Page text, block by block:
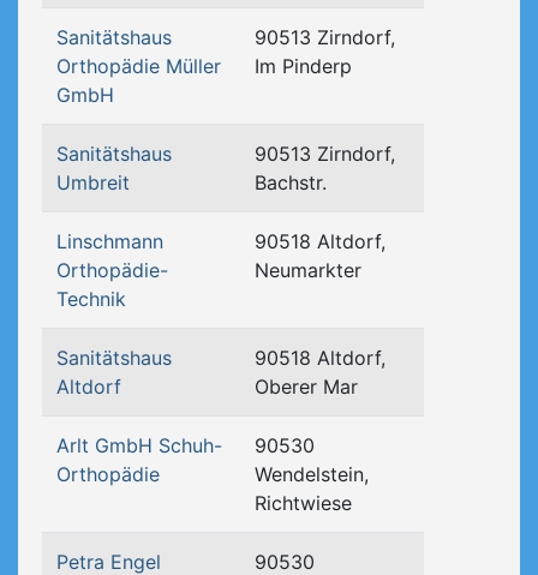
Sanitätshaus
Orthopädie Müller
GmbH
90513 Zirndorf,
Im Pinderp
Sanitätshaus
Umbreit
90513 Zirndorf,
Bachstr.
Linschmann
Orthopädie-
Technik
90518 Altdorf,
Neumarkter
Sanitätshaus
Altdorf
90518 Altdorf,
Oberer Mar
Arlt GmbH Schuh-
Orthopädie
90530
Wendelstein,
Richtwiese
Petra Engel
90530